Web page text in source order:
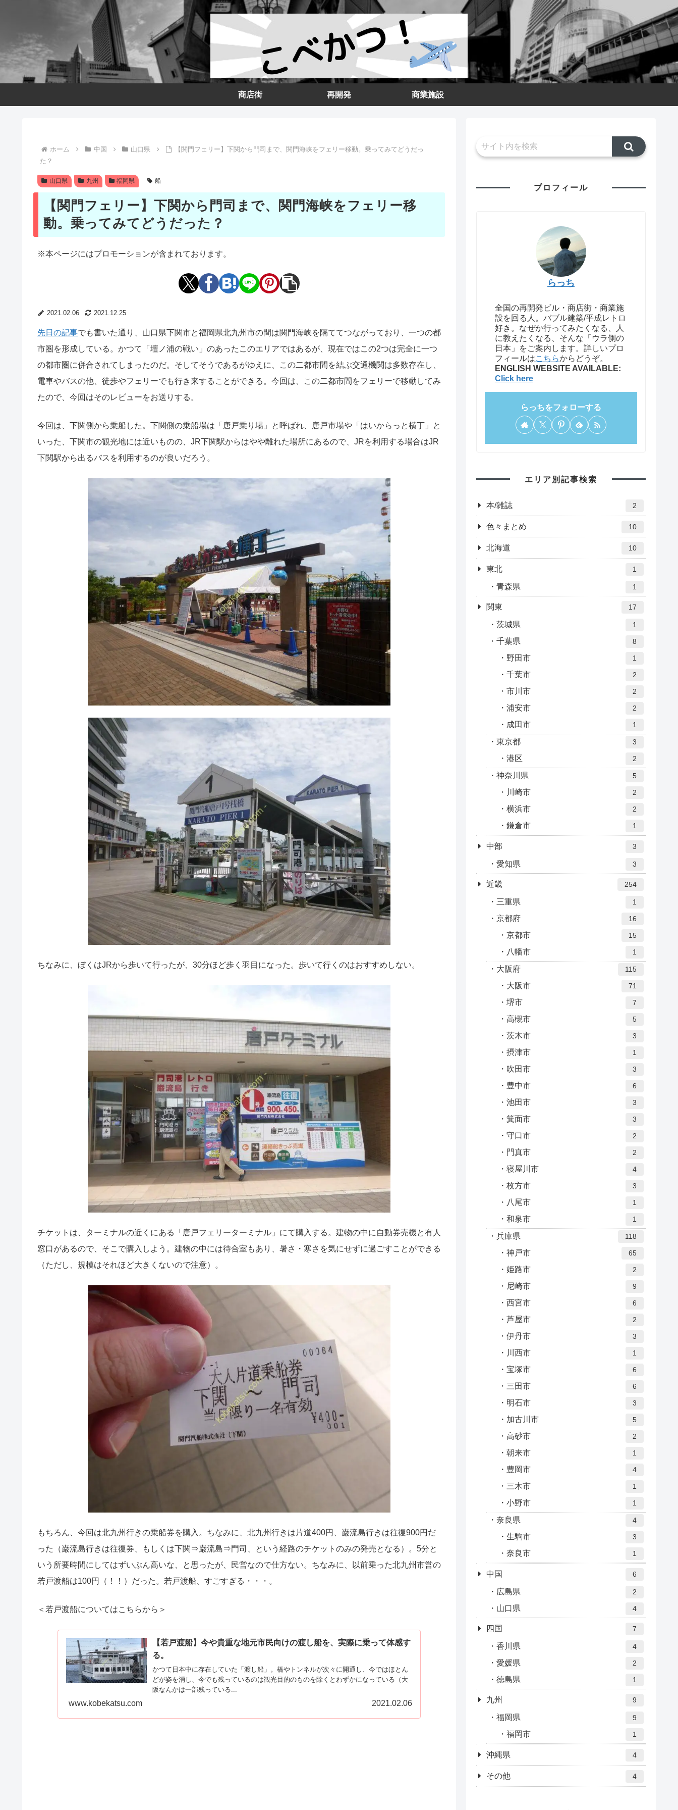
商店街 再開発 商業施設
ホーム 中国 山口県
【関門フェリー】下関から門司まで、関門海峡をフェリー移動。乗ってみてどうだっ
た？
山口県 九州 福岡県 船
【関門フェリー】下関から門司まで、関門海峡をフェリー移
動。乗ってみてどうだった？
※本ページにはプロモーションが含まれております。
2021.02.06 2021.12.25
先日の記事でも書いた通り、山口県下関市と福岡県北九州市の間は関門海峡を隔ててつながっており、一つの都
市圏を形成している。かつて「壇ノ浦の戦い」のあったこのエリアではあるが、現在ではこの2つは完全に一つ
の都市圏に併合されてしまったのだ。そしてそうであるがゆえに、この二都市間を結ぶ交通機関は多数存在し、
電車やバスの他、徒歩やフェリーでも行き来することができる。今回は、この二都市間をフェリーで移動してみ
たので、今回はそのレビューをお送りする。
今回は、下関側から乗船した。下関側の乗船場は「唐戸乗り場」と呼ばれ、唐戸市場や「はいからっと横丁」と
いった、下関市の観光地には近いものの、JR下関駅からはやや離れた場所にあるので、JRを利用する場合はJR
下関駅から出るバスを利用するのが良いだろう。
ちなみに、ぼくはJRから歩いて行ったが、30分ほど歩く羽目になった。歩いて行くのはおすすめしない。
チケットは、ターミナルの近くにある「唐戸フェリーターミナル」にて購入する。建物の中に自動券売機と有人
窓口があるので、そこで購入しよう。建物の中には待合室もあり、暑さ・寒さを気にせずに過ごすことができる
（ただし、規模はそれほど大きくないので注意）。
もちろん、今回は北九州行きの乗船券を購入。ちなみに、北九州行きは片道400円、巌流島行きは往復900円だ
った（巌流島行きは往復券、もしくは下関⇒巌流島⇒門司、という経路のチケットのみの発売となる）。5分と
いう所要時間にしてはずいぶん高いな、と思ったが、民営なので仕方ない。ちなみに、以前乗った北九州市営の
若戸渡船は100円（！！）だった。若戸渡船、すごすぎる・・・。
＜若戸渡船についてはこちらから＞
【若戸渡船】今や貴重な地元市民向けの渡し船を、実際に乗って体感す
る。
かつて日本中に存在していた「渡し船」。橋やトンネルが次々に開通し、今ではほとん
どが姿を消し、今でも残っているのは観光目的のものを除くとわずかになっている（大
阪なんかは一部残っている...
www.kobekatsu.com 2021.02.06
プロフィール
らっち
全国の再開発ビル・商店街・商業施
設を回る人。バブル建築/平成レトロ
好き。なぜか行ってみたくなる、人
に教えたくなる、そんな「ウラ側の
日本」をご案内します。詳しいプロ
フィールはこちらからどうぞ。
ENGLISH WEBSITE AVAILABLE:
Click here
らっちをフォローする
エリア別記事検索
本/雑誌 2
色々まとめ 10
北海道 10
東北 1
青森県 1
関東 17
茨城県 1
千葉県 8
野田市 1
千葉市 2
市川市 2
浦安市 2
成田市 1
東京都 3
港区 2
神奈川県 5
川崎市 2
横浜市 2
鎌倉市 1
中部 3
愛知県 3
近畿 254
三重県 1
京都府 16
京都市 15
八幡市 1
大阪府 115
大阪市 71
堺市 7
高槻市 5
茨木市 3
摂津市 1
吹田市 3
豊中市 6
池田市 3
箕面市 3
守口市 2
門真市 2
寝屋川市 4
枚方市 3
八尾市 1
和泉市 1
兵庫県 118
神戸市 65
姫路市 2
尼崎市 9
西宮市 6
芦屋市 2
伊丹市 3
川西市 1
宝塚市 6
三田市 6
明石市 3
加古川市 5
高砂市 2
朝来市 1
豊岡市 4
三木市 1
小野市 1
奈良県 4
生駒市 3
奈良市 1
中国 6
広島県 2
山口県 4
四国 7
香川県 4
愛媛県 2
徳島県 1
九州 9
福岡県 9
福岡市 1
沖縄県 4
その他 4